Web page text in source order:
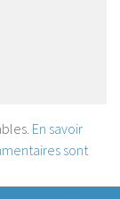
En savoir
sont